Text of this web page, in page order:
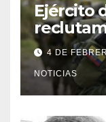
Ejército
viernes
4 DE
NOTICIAS